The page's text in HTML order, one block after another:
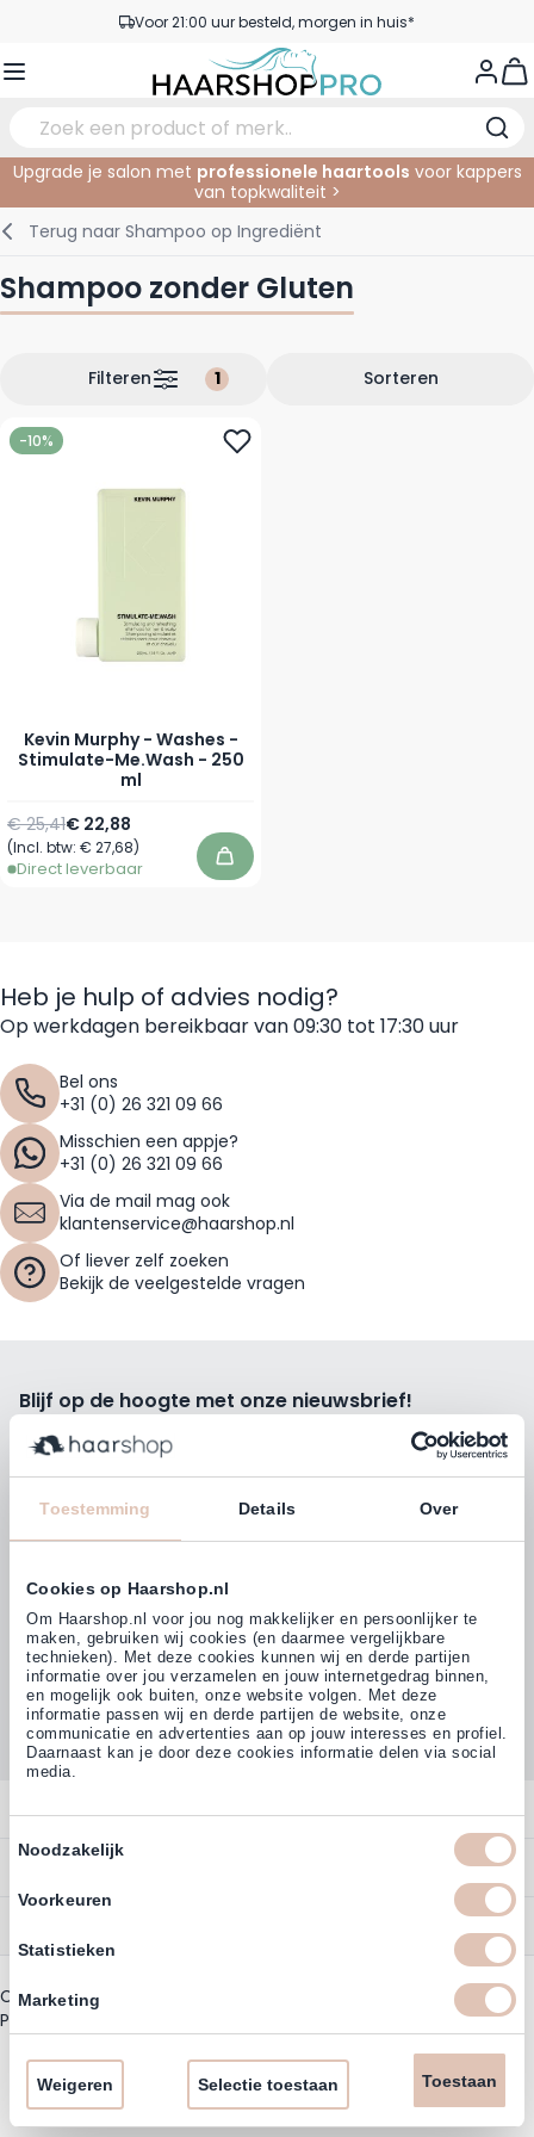
Toestemming Details Over
Cookies op Haarshop.nl
Om Haarshop.nl voor jou nog makkelijker en persoonlijker te
maken, gebruiken wij cookies (en daarmee vergelijkbare
technieken). Met deze cookies kunnen wij en derde partijen
informatie over jou verzamelen en jouw internetgedrag binnen,
en mogelijk ook buiten, onze website volgen. Met deze
informatie passen wij en derde partijen de website, onze
communicatie en advertenties aan op jouw interesses en profiel.
Daarnaast kan je door deze cookies informatie delen via social
media.
Noodzakelijk
Voorkeuren
Statistieken
Marketing
Toestaan
Selectie toestaan
Weigeren
Ga naar de inhoudVoor 21:00 uur besteld, morgen in huis*
Gratis verzending vanaf €50,- excl. BTW
Verzorging
Haarkleuring
Haarmode
In de Salon
Kleuren
Permanenten
Elektrisch
Knipbenodigdheden
Gezichtsverzorging
Tanning
Oogverzorging
Wenkbrauwen
Lippen
Accessoires
Nagelproducten
SALE
Upgrade je salon met professionele haartools voor kappers
van topkwaliteit >
Terug naar Shampoo op Ingrediënt
Shampoo zonder Gluten
Sorteren
Filteren
-10%
Kevin Murphy - Washes -
Stimulate-Me.Wash - 250
ml
Speciale prijs
€ 22,88
Normale prijs
€ 25,41
(Incl. btw: € 27,68)
Direct leverbaar In winkelwagen
Heb je hulp of advies nodig?
Op werkdagen bereikbaar van 09:30 tot 17:30 uur
Bel ons
+31 (0) 26 321 09 66
Misschien een appje?
+31 (0) 26 321 09 66
Via de mail mag ook
klantenservice@haarshop.nl
Of liever zelf zoeken
Bekijk de veelgestelde vragen
Contact
Overzicht
Contact
Account
Uitzonderingen acties
Annuleren
Bezorgen
Retourneren
Omruilen
Assortiment
Nieuwsbrief & Kortingscode
Account informatie
Blijf op de hoogte met onze nieuwsbrief!
Ontvang wekelijks de beste kortingsacties, tips en nieuws
rechtstreeks in jou e-mailbox.
E-mailadres
Inschrijven
Volg ons
Klanten beoordelen ons met
4,77 (38.000+)
Copyright © 2003 - 2026 - Haarshoppro.nl
Privacy beleid